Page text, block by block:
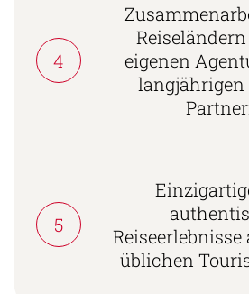
4
eigenen
langjährigen
5
Reiseerlebnisse
üblichen